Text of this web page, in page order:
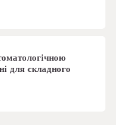
для складного